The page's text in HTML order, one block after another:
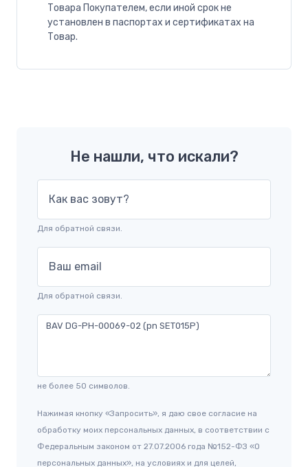
Товара Покупателем, если иной срок не
установлен в паспортах и сертификатах на
Товар.
Не нашли, что искали?
Как вас зовут?
Для обратной связи.
Ваш email
Для обратной связи.
не более 50 символов.
Нажимая кнопку «Запросить», я даю свое согласие на
обработку моих персональных данных, в соответствии с
Федеральным законом от 27.07.2006 года №152-ФЗ «О
персональных данных», на условиях и для целей,